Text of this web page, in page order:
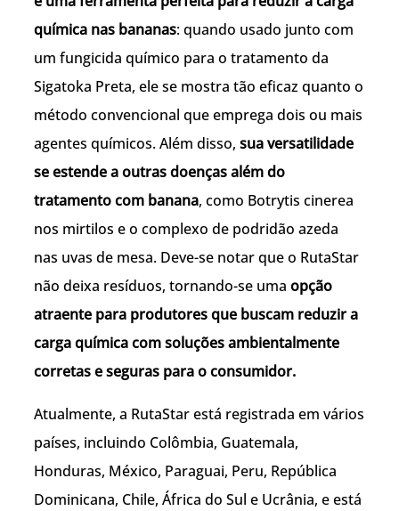
química nas bananas: quando usado junto com
um fungicida químico para o tratamento da
Sigatoka Preta, ele se mostra tão eficaz quanto o
método convencional que emprega dois ou mais
agentes químicos. Além disso,sua versatilidade
se estende a outras doenças além do
tratamento com banana, como Botrytis cinerea
nos mirtilos e o complexo de podridão azeda
nas uvas de mesa. Deve-se notar que o RutaStar
não deixa resíduos, tornando-se umaopção
atraente para produtores que buscam reduzir a
carga química com soluções ambientalmente
corretas e seguras para o consumidor.
Atualmente, a RutaStar está registrada em vários
países, incluindo Colômbia, Guatemala,
Honduras, México, Paraguai, Peru, República
Dominicana, Chile, África do Sul e Ucrânia, e está